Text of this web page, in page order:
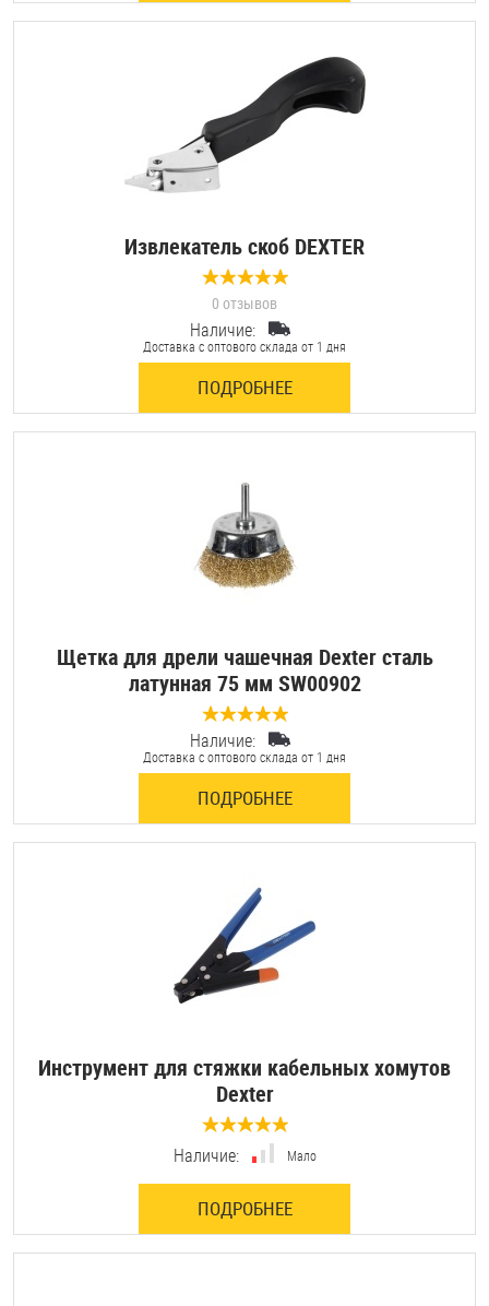
Извлекатель скоб DEXTER
0 отзывов
Наличие:
Доставка с оптового склада от 1 дня
ПОДРОБНЕЕ
Щетка для дрели чашечная Dexter сталь
латунная 75 мм SW00902
0 отзывов
Наличие:
Доставка с оптового склада от 1 дня
ПОДРОБНЕЕ
Инструмент для стяжки кабельных хомутов
Dexter
0 отзывов
Наличие: Мало
ПОДРОБНЕЕ